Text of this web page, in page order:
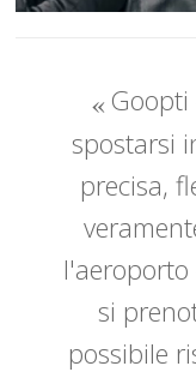
spostarsi
precisa,
l'aeroporto
si
possibile